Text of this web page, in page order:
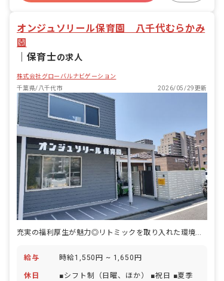
どんどんレベルアップしていけますよ。
ってもきっと働きやすい環境です。 ■目
みんなにとってイキイキと輝ける色んな
愛にあふれる場所でありたいと考えてい
ます。お子様も保護者も一緒に働く先生
も、家族のように想い合える。将来自分
の子どもをこの園に預けたいと思える。
そんなあったかい気持ちが集まる園を一
緒につくっていきましょう。
オンジュソリール保育園 八千代むらかみ
園
保育士の求人
株式会社グローバルナビゲーション
千葉県/八千代市
2026/05/29更新
充実の福利厚生が魅力◎リトミックを取り入れた環境で働きませんか
給与 時給1,550円 ~ 1,650円
休日
■シフト制（日曜、ほか） ■祝日 ■夏季